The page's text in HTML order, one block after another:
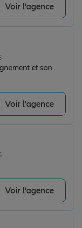
Voir l'agence
et son
Voir l'agence
Voir l'agence